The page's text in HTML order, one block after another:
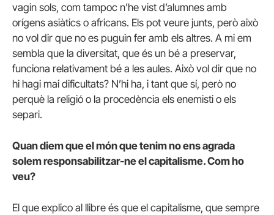
vagin sols, com tampoc n’he vist d’alumnes amb
orígens asiàtics o africans. Els pot veure junts, però això
no vol dir que no es puguin fer amb els altres. A mi em
sembla que la diversitat, que és un bé a preservar,
funciona relativament bé a les aules. Això vol dir que no
hi hagi mai dificultats? N’hi ha, i tant que sí, però no
perquè la religió o la procedència els enemisti o els
separi.
Quan diem que el món que tenim no ens agrada
solem responsabilitzar-ne el capitalisme. Com ho
veu?
El que explico al llibre és que el capitalisme, que sempre